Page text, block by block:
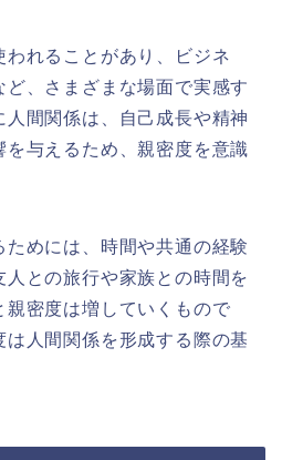
れることがあり、ビジネ
、さまざまな場面で実感す
間関係は、自己成長や精神
与えるため、親密度を意識
ためには、時間や共通の経験
との旅行や家族との時間を
密度は増していくもので
人間関係を形成する際の基